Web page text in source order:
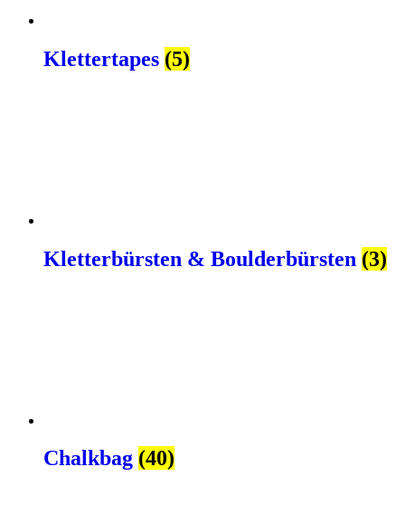
Klettertapes (5)
Kletterbürsten & Boulderbürsten (3)
Chalkbag (40)